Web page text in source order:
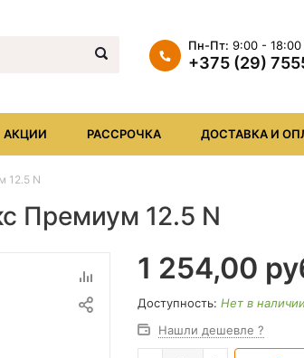
Пн-Пт: 9:00 - 18:00
+375 (29)
+375 (17) XXX
АКЦИИ РАССРОЧКА ДОСТАВКА И
12.5 N
Премиум 12.5 N
1 254,00
Доступность: Нет в
Нашли дешевле ?